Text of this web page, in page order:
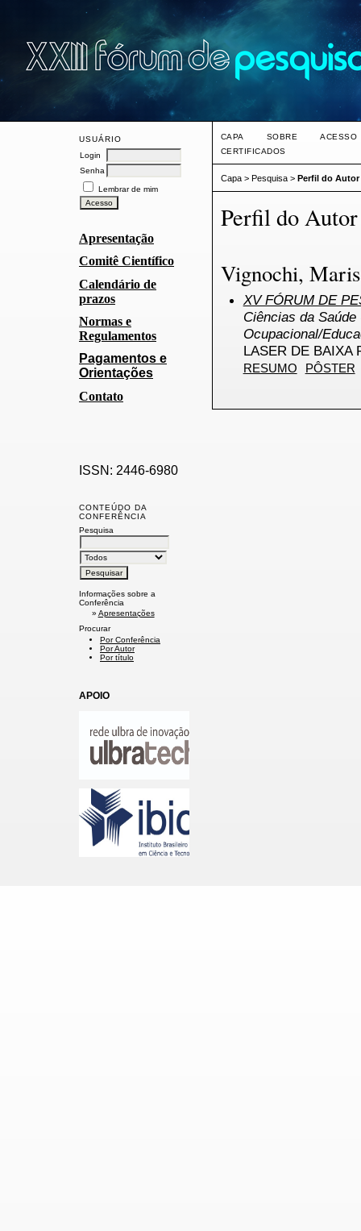
USUÁRIO
Login
Senha
Lembrar de mim
Apresentação
Comitê Científico
Calendário de
prazos
Normas e
Regulamentos
Pagamentos e
Orientações
Contato
ISSN: 2446-6980
CONTEÚDO DA
CONFERÊNCIA
Pesquisa
Informações sobre a
Conferência
» Apresentações
Procurar
Por Conferência
Por Autor
Por título
APOIO
CAPA SOBRE
ACESSO
CERTIFICADOS
Capa> Pesquisa> Perfil do Autor
Perfil do Autor
Vignochi,
XV FÓRUM DE
Ciências da
Ocupacional/
LASER DE BAIXA
RESUMO PÔSTER